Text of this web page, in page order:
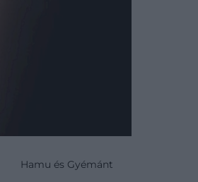
Hamu és Gyémánt